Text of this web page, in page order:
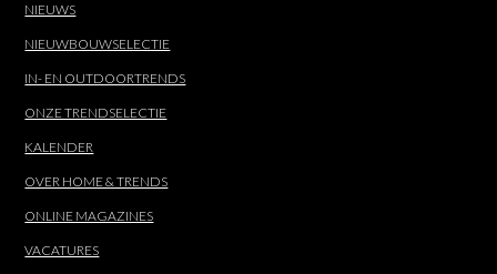
NIEUWS
NIEUWBOUWSELECTIE
IN- EN OUTDOORTRENDS
ONZE TRENDSELECTIE
KALENDER
OVER HOME & TRENDS
ONLINE MAGAZINES
VACATURES